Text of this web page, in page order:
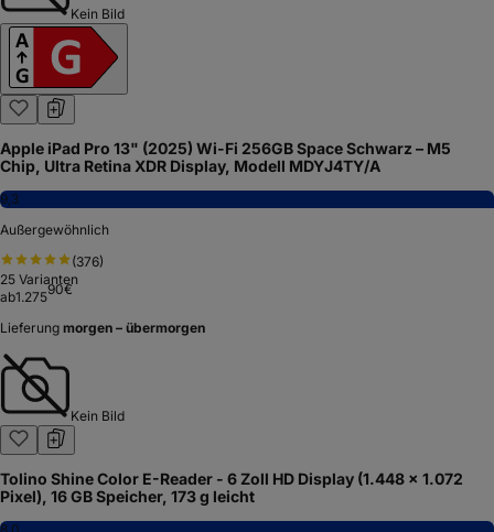
Kein Bild
Apple iPad Pro 13" (2025) Wi-Fi 256GB Space Schwarz – M5
Chip, Ultra Retina XDR Display, Modell MDYJ4TY/A
9,3
Außergewöhnlich
(376)
25 Varianten
ab1.27590€
Lieferung morgen – übermorgen
Kein Bild
Tolino Shine Color E-Reader - 6 Zoll HD Display (1.448 x 1.072
Pixel), 16 GB Speicher, 173 g leicht